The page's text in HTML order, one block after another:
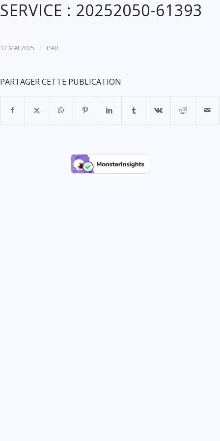
SERVICE : 20252050-61393
12 MAI 2025 / PAR
PARTAGER CETTE PUBLICATION